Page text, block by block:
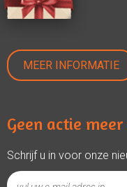
MEER INFORMATIE
Geen actie meer
Schrijf u in voor onze